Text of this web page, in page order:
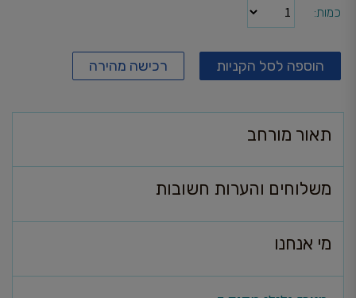
הוספה לסל הקניות רכישה מהירה
תאור מורחב
משלוחים והערות חשובות
מי אנחנו